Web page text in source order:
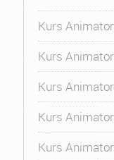
Kurs
Kurs
Kurs
Kurs
Kurs